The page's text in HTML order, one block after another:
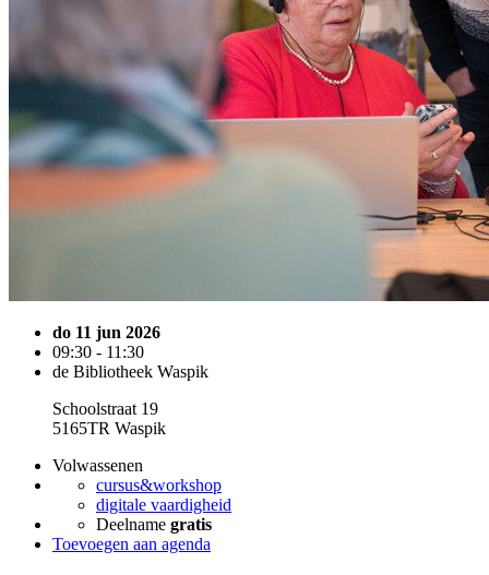
do 11 jun 2026
09:30 - 11:30
de Bibliotheek Waspik
Schoolstraat 19
5165TR Waspik
Volwassenen
cursus&workshop
digitale vaardigheid
Deelname gratis
Toevoegen aan agenda